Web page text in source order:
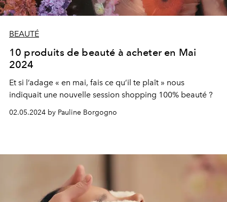
BEAUTÉ
10 produits de beauté à acheter en Mai
2024
Et si l’adage « en mai, fais ce qu’il te plaît » nous
indiquait une nouvelle session shopping 100% beauté ?
02.05.2024 by Pauline Borgogno